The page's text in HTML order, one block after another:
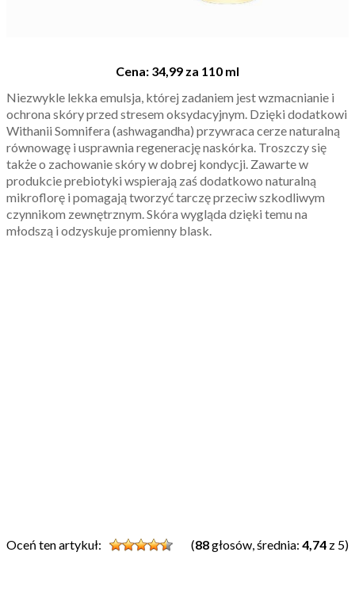
Cena: 34,99 za 110 ml
Niezwykle lekka emulsja, której zadaniem jest wzmacnianie i
ochrona skóry przed stresem oksydacyjnym. Dzięki dodatkowi
Withanii Somnifera (ashwagandha) przywraca cerze naturalną
równowagę i usprawnia regenerację naskórka. Troszczy się
także o zachowanie skóry w dobrej kondycji. Zawarte w
produkcie prebiotyki wspierają zaś dodatkowo naturalną
mikroflorę i pomagają tworzyć tarczę przeciw szkodliwym
czynnikom zewnętrznym. Skóra wygląda dzięki temu na
młodszą i odzyskuje promienny blask.
Oceń ten artykuł: (88głosów, średnia: 4,74 z 5)